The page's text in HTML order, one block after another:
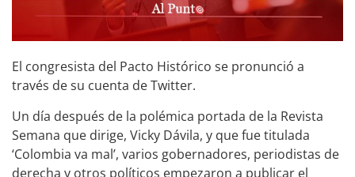
El congresista del Pacto Histórico se pronunció a
través de su cuenta de Twitter.
Un día después de la polémica portada de la Revista
Semana que dirige, Vicky Dávila, y que fue titulada
‘Colombia va mal’, varios gobernadores, periodistas de
derecha y otros políticos empezaron a publicar el